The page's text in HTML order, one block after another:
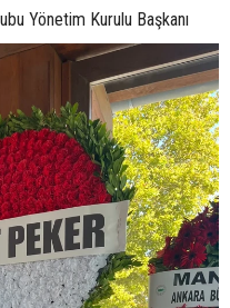
Yönetim Kurulu Başkanı